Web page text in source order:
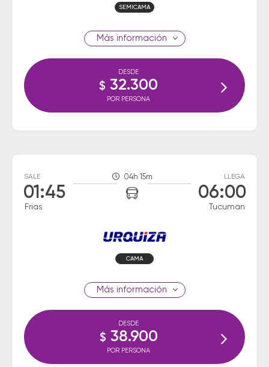
SEMICAMA
información
DESDE
$ 32.300
POR PERSONA
SALE
01:45
Frias
04h 15m LLEGA
06:00
Tucuman
CAMA
información
DESDE
$ 38.900
POR PERSONA